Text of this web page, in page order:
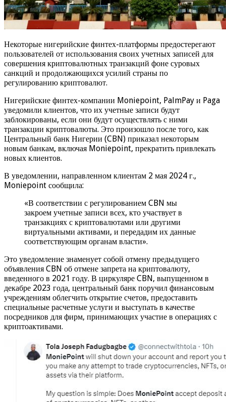
Некоторые нигерийские финтех-платформы предостерегают
пользователей от использования своих учетных записей для
совершения криптовалютных транзакций фоне суровых
санкций и продолжающихся усилий страны по
регулированию криптовалют.
Нигерийские финтех-компании Moniepoint, PalmPay и Paga
уведомили клиентов, что их учетные записи будут
заблокированы, если они будут осуществлять с ними
транзакции криптовалюты. Это произошло после того, как
Центральный банк Нигерии (CBN) приказал некоторым
новым банкам, включая Moniepoint, прекратить привлекать
новых клиентов.
В уведомлении, направленном клиентам 2 мая 2024 г.,
Moniepoint сообщила:
«В соответствии с регулированием CBN мы
закроем учетные записи всех, кто участвует в
транзакциях с криптовалютами или другими
виртуальными активами, и передадим их данные
соответствующим органам власти».
Это уведомление знаменует собой отмену предыдущего
объявления CBN об отмене запрета на криптовалюту,
введенного в 2021 году. В циркуляре CBN, выпущенном в
декабре 2023 года, центральный банк поручил финансовым
учреждениям облегчить открытие счетов, предоставить
специальные расчетные услуги и выступать в качестве
посредников для фирм, принимающих участие в операциях с
криптоактивами.